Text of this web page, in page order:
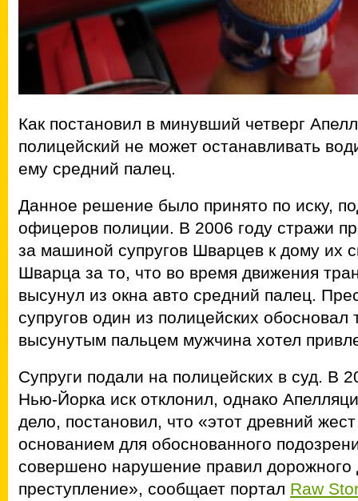
Как постановил в минувший четверг
полицейский не может останавливать
ему средний палец.
Данное решение было принято по иску,
офицеров полиции. В 2006 году стражи
за машиной супругов Шварцев к дому их
Шварца за то, что во время движения
высунул из окна авто средний палец.
супругов один из полицейских обосновал
высунутым пальцем мужчина хотел
Супруги подали на полицейских в суд. В
Нью-Йорка иск отклонил, однако
дело, постановил, что «этот древний
основанием для обоснованного
совершено нарушение правил дорожного
преступление», сообщает портал Raw